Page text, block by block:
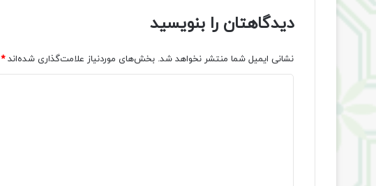
دیدگاهتان را بنویسید
نشانی ایمیل شما منتشر نخواهد شد. بخش‌های موردنیاز علامت‌گذاری شده‌اند*